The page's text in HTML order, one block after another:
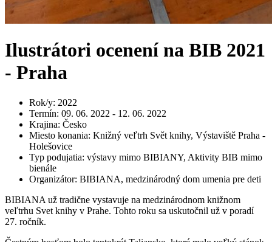
Ilustrátori ocenení na BIB 2021
- Praha
Rok/y: 2022
Termín: 09. 06. 2022 - 12. 06. 2022
Krajina: Česko
Miesto konania: Knižný veľtrh Svět knihy, Výstaviště Praha -
Holešovice
Typ podujatia: výstavy mimo BIBIANY, Aktivity BIB mimo
bienále
Organizátor: BIBIANA, medzinárodný dom umenia pre deti
BIBIANA už tradične vystavuje na medzinárodnom knižnom
veľtrhu Svet knihy v Prahe. Tohto roku sa uskutočnil už v poradí
27. ročník.